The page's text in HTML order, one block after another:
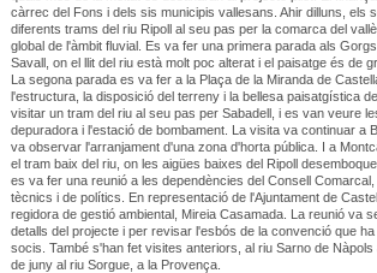
càrrec del Fons i dels sis municipis vallesans. Ahir dilluns, els
diferents trams del riu Ripoll al seu pas per la comarca del
global de l'àmbit fluvial. Es va fer una primera parada als
Savall, on el llit del riu està molt poc alterat i el paisatge és de
La segona parada es va fer a la Plaça de la Miranda de
l'estructura, la disposició del terreny i la bellesa paisatgística
visitar un tram del riu al seu pas per Sabadell, i es van veure
depuradora i l'estació de bombament. La visita va continuar a
va observar l'arranjament d'una zona d'horta pública. I a
el tram baix del riu, on les aigües baixes del Ripoll
es va fer una reunió a les dependències del Consell
tècnics i de polítics. En representació de l'Ajuntament de
regidora de gestió ambiental, Mireia Casamada. La reunió va
detalls del projecte i per revisar l'esbós de la convenció que
socis. També s'han fet visites anteriors, al riu Sarno de Nàpols
de juny al riu Sorgue, a la Provença.